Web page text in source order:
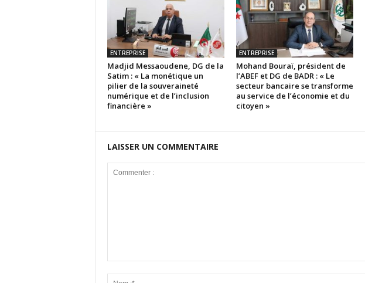
ENTREPRISE
Madjid Messaoudene, DG de la
Satim : « La monétique un
pilier de la souveraineté
numérique et de l’inclusion
financière »
ENTREPRISE
Mohand Bouraï, président de
l’ABEF et DG de BADR : « Le
secteur bancaire se transforme
au service de l’économie et du
citoyen »
LAISSER UN COMMENTAIRE